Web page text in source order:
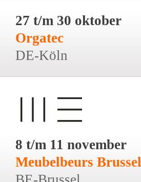
27 t/m 30 oktober
Orgatec
DE-Köln
8 t/m 11 november
Meubelbeurs Brussel